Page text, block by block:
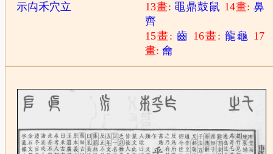
示禸禾穴立
13畫: 黽鼎鼓鼠 14畫:鼻
齊
15畫:齒 16畫:龍龜 17
畫:龠